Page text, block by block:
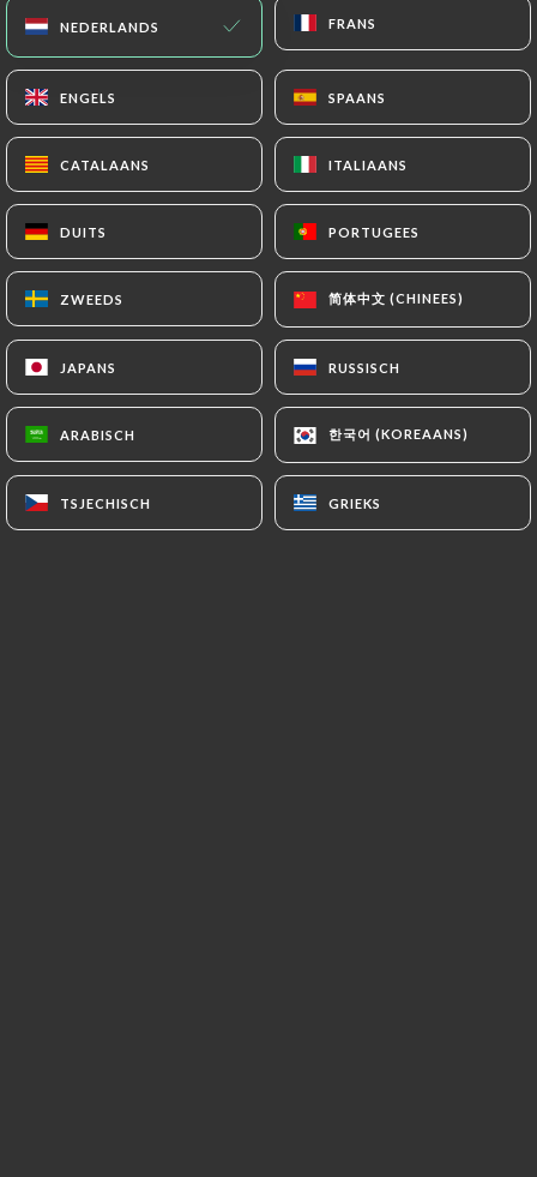
NL
NEDERLANDS FRANS
ENGELS SPAANS
CATALAANS ITALIAANS
DUITS PORTUGEES
ZWEEDS 简体中文 (CHINEES)
JAPANS RUSSISCH
ARABISCH 한국어 (KOREAANS)
TSJECHISCH GRIEKS
HOME/CONTACT
Contact
L'Estanquet
NEDERLANDS FRANS
ENGELS SPAANS
CATALAANS ITALIAANS
DUITS PORTUGEES
ZWEEDS 简体中文 (CHINEES)
JAPANS RUSSISCH
ARABISCH 한국어 (KOREAANS)
TSJECHISCH GRIEKS